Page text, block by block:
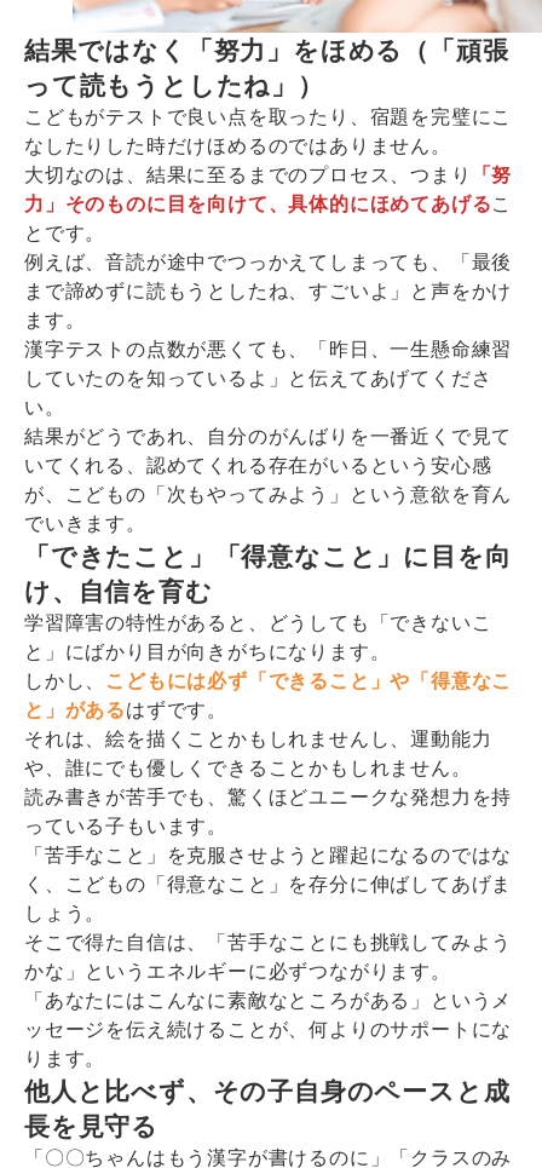
結果ではなく「努力」をほめる（「頑張
って読もうとしたね」）
こどもがテストで良い点を取ったり、宿題を完璧にこ
なしたりした時だけほめるのではありません。
大切なのは、結果に至るまでのプロセス、つまり
「努
力」そのものに目を向けて、具体的にほめてあげるこ
とです。
例えば、音読が途中でつっかえてしまっても、「最後
まで諦めずに読もうとしたね、すごいよ」と声をかけ
ます。
漢字テストの点数が悪くても、「昨日、一生懸命練習
していたのを知っているよ」と伝えてあげてくださ
い。
結果がどうであれ、自分のがんばりを一番近くで見て
いてくれる、認めてくれる存在がいるという安心感
が、こどもの「次もやってみよう」という意欲を育ん
でいきます。
「できたこと」「得意なこと」に目を向
け、自信を育む
学習障害の特性があると、どうしても「できないこ
と」にばかり目が向きがちになります。
しかし、
こどもには必ず「できること」や「得意なこ
と」があるはずです。
それは、絵を描くことかもしれませんし、運動能力
や、誰にでも優しくできることかもしれません。
読み書きが苦手でも、驚くほどユニークな発想力を持
っている子もいます。
「苦手なこと」を克服させようと躍起になるのではな
く、こどもの「得意なこと」を存分に伸ばしてあげま
しょう。
そこで得た自信は、「苦手なことにも挑戦してみよう
かな」というエネルギーに必ずつながります。
「あなたにはこんなに素敵なところがある」というメ
ッセージを伝え続けることが、何よりのサポートにな
ります。
他人と比べず、その子自身のペースと成
長を見守る
「〇〇ちゃんはもう漢字が書けるのに」「クラスのみ